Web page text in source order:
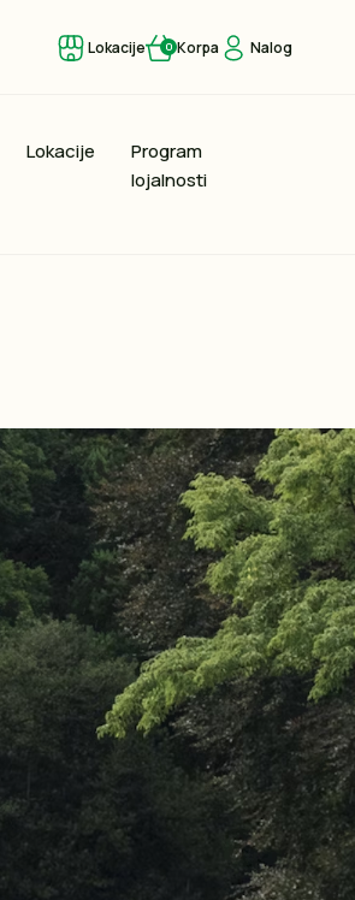
Lokacije 0 Korpa Nalog
Lokacije
Program
lojalnosti